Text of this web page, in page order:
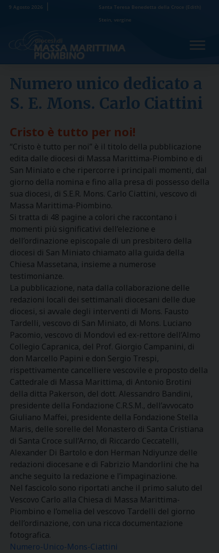
Skip9 Agosto 2026
Santa Teresa Benedetta della Croce (Edith)
Stein, vergine
Numero unico dedicato a
S. E. Mons. Carlo Ciattini
Cristo è tutto per noi!
“Cristo è tutto per noi” è il titolo della pubblicazione
edita dalle diocesi di Massa Marittima-Piombino e di
San Miniato e che ripercorre i principali momenti, dal
giorno della nomina e fino alla presa di possesso della
sua diocesi, di S.E.R. Mons. Carlo Ciattini, vescovo di
Massa Marittima-Piombino.
Si tratta di 48 pagine a colori che raccontano i
momenti più significativi dell’elezione e
dell’ordinazione episcopale di un presbitero della
diocesi di San Miniato chiamato alla guida della
Chiesa Massetana, insieme a numerose
testimonianze.
La pubblicazione, nata dalla collaborazione delle
redazioni locali dei settimanali diocesani delle due
diocesi, si avvale degli interventi di Mons. Fausto
Tardelli, vescovo di San Miniato, di Mons. Luciano
Pacomio, vescovo di Mondovì ed ex-rettore dell’Almo
Collegio Capranica, del Prof. Giorgio Campanini, di
don Marcello Papini e don Sergio Trespi,
rispettivamente cancelliere vescovile e proposto della
Cattedrale di Massa Marittima, di Antonio Brotini
della ditta Pakerson, del dott. Alessandro Bandini,
presidente della Fondazione C.R.S.M., dell’avvocato
Giuliano Maffei, presidente della Fondazione Stella
Maris, delle sorelle del Monastero di Santa Cristiana
di Santa Croce sull’Arno, di Riccardo Ceccatelli,
Alexander Di Bartolo e don Herman Ndiyunze delle
redazioni diocesane e di Fabrizio Mandorlini che ha
anche seguito la redazione e l’impaginazione.
Nel fascicolo sono riportati anche il primo saluto del
Vescovo Carlo alla Chiesa di Massa Marittima-
Piombino e l’omelia del vescovo Tardelli del giorno
dell’ordinazione, con una ricca documentazione
fotografica.
Numero-Unico-Mons-Ciattini